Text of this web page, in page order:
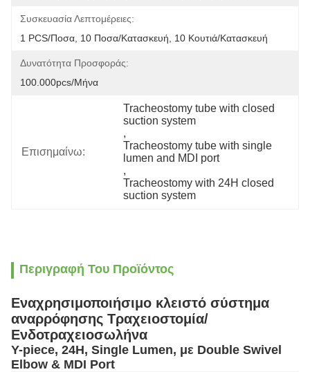
Συσκευασία Λεπτομέρειες:
1 PCS/ποσα, 10 Ποσα/Κατασκευή, 10 Κουτιά/Κατασκευή
Δυνατότητα Προσφοράς:
100.000pcs/μήνα
Επισημαίνω:
Tracheostomy tube with closed
suction system
,
Tracheostomy tube with single
lumen and MDI port
,
Tracheostomy with 24H closed
suction system
Περιγραφή Του Προϊόντος
Εναχρησιμοποιήσιμο κλειστό σύστημα
αναρρόφησης Τραχειοστομία/
Ενδοτραχειοσωλήνα
Y-piece, 24H, Single Lumen, με Double Swivel
Elbow & MDI Port